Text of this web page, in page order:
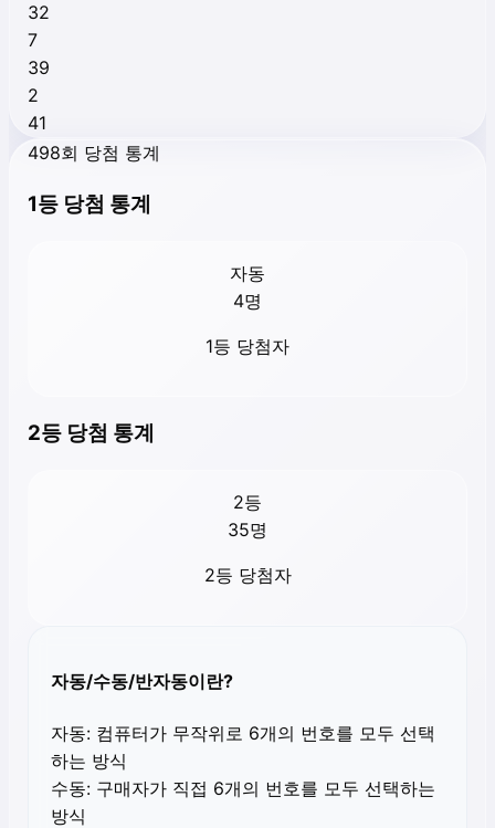
32
7
39
2
41
498회 당첨 통계
1등 당첨 통계
자동
4명
1등 당첨자
2등 당첨 통계
2등
35명
2등 당첨자
자동/수동/반자동이란?
자동: 컴퓨터가 무작위로 6개의 번호를 모두 선택
하는 방식
수동: 구매자가 직접 6개의 번호를 모두 선택하는
방식